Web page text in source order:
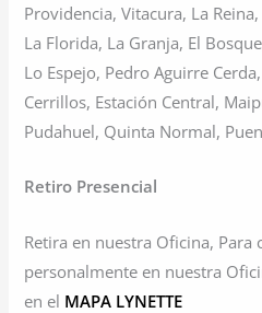
Providencia, Vitacura, La
La Florida, La Granja, El
Lo Espejo, Pedro Aguirre
Cerrillos, Estación Central,
Pudahuel, Quinta Normal,
Retiro Presencial
Retira en nuestra Oficina,
personalmente en nuestra
en el MAPA LYNETTE